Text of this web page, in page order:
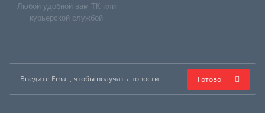
Любой удобной вам ТК или
курьерской службой
Готово